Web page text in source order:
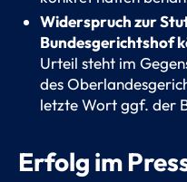
Widerspruch zur
Bundesgerichtshof
Urteil steht im
des
letzte Wort ggf. der
Erfolg im